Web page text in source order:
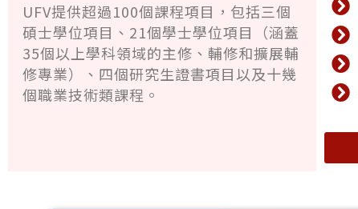
UFV提供超過100個課程項目 ，包括三個
碩士學位項目、21個學士學位項目（涵蓋
35個以上學科領域的主修、輔修和擴展輔
修專業）、四個研究生證書項目以及十幾
個職業技術類課程 。